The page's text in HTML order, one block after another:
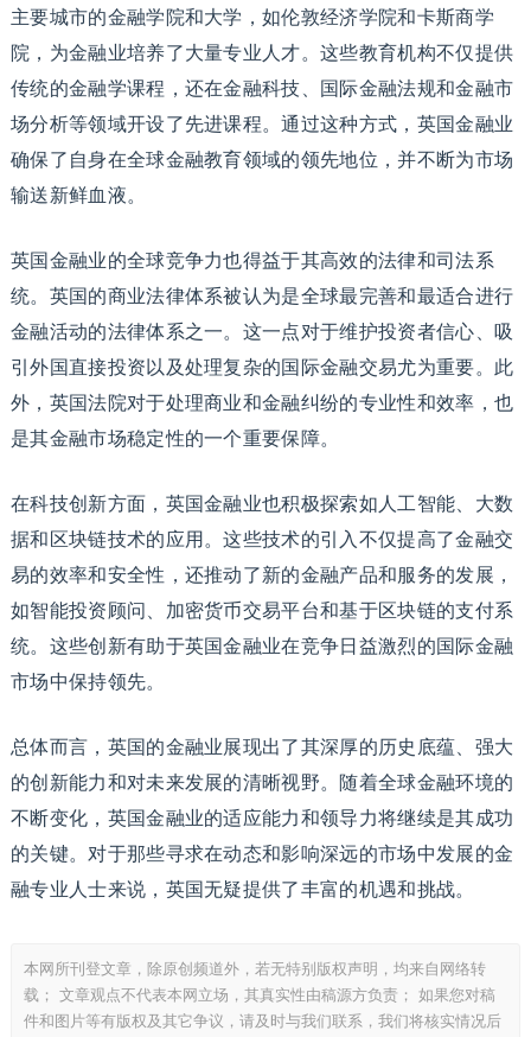
主要城市的金融学院和大学，如伦敦经济学院和卡斯商学
院，为金融业培养了大量专业人才。这些教育机构不仅提供
传统的金融学课程，还在金融科技、国际金融法规和金融市
场分析等领域开设了先进课程。通过这种方式，英国金融业
确保了自身在全球金融教育领域的领先地位，并不断为市场
输送新鲜血液。
英国金融业的全球竞争力也得益于其高效的法律和司法系
统。英国的商业法律体系被认为是全球最完善和最适合进行
金融活动的法律体系之一。这一点对于维护投资者信心、吸
引外国直接投资以及处理复杂的国际金融交易尤为重要。此
外，英国法院对于处理商业和金融纠纷的专业性和效率，也
是其金融市场稳定性的一个重要保障。
在科技创新方面，英国金融业也积极探索如人工智能、大数
据和区块链技术的应用。这些技术的引入不仅提高了金融交
易的效率和安全性，还推动了新的金融产品和服务的发展，
如智能投资顾问、加密货币交易平台和基于区块链的支付系
统。这些创新有助于英国金融业在竞争日益激烈的国际金融
市场中保持领先。
总体而言，英国的金融业展现出了其深厚的历史底蕴、强大
的创新能力和对未来发展的清晰视野。随着全球金融环境的
不断变化，英国金融业的适应能力和领导力将继续是其成功
的关键。对于那些寻求在动态和影响深远的市场中发展的金
融专业人士来说，英国无疑提供了丰富的机遇和挑战。
本网所刊登文章，除原创频道外，若无特别版权声明，均来自网络转
载； 文章观点不代表本网立场，其真实性由稿源方负责； 如果您对稿
件和图片等有版权及其它争议，请及时与我们联系，我们将核实情况后